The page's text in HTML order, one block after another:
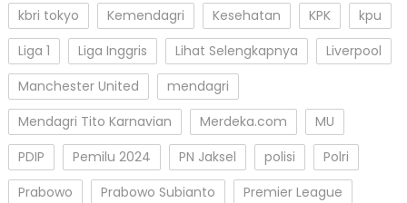
kbri tokyo
Kemendagri Kesehatan KPK
kpu
Liga 1
Liga Inggris Lihat Selengkapnya
Liverpool
Manchester United
mendagri
Mendagri Tito Karnavian
Merdeka.com
MU
PDIP
Pemilu 2024 PN Jaksel polisi
Polri
Prabowo
Prabowo Subianto
Premier League